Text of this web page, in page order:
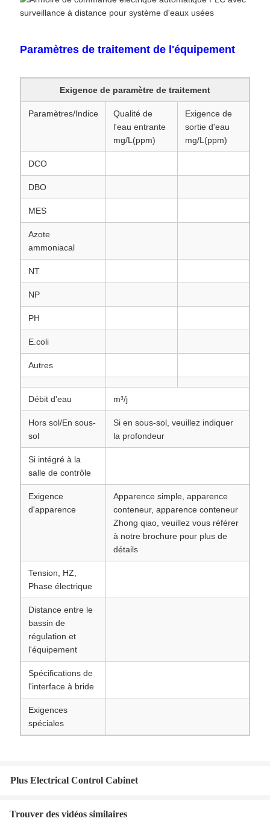
Paramètres de traitement de l'équipement
Exigence de paramètre de traitement
Paramètres/Indice
Qualité de
l'eau entrante
mg/L(ppm)
Exigence de
sortie d'eau
mg/L(ppm)
DCO
DBO
MES
Azote
ammoniacal
NT
NP
PH
E.coli
Autres
Débit d'eau m³/j
Hors sol/En sous-
sol
Si en sous-sol, veuillez indiquer
la profondeur
Si intégré à la
salle de contrôle
Exigence
d'apparence
Apparence simple, apparence
conteneur, apparence conteneur
Zhong qiao, veuillez vous référer
à notre brochure pour plus de
détails
Tension, HZ,
Phase électrique
Distance entre le
bassin de
régulation et
l'équipement
Spécifications de
l'interface à bride
Exigences
spéciales
Plus Electrical Control Cabinet
Trouver des vidéos similaires